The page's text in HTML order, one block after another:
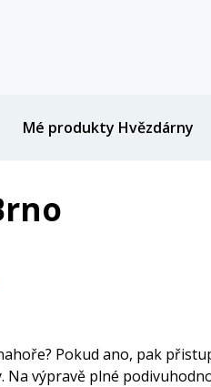
Mé produkty Hvězdárny
Pokud ano, pak
výpravě plné